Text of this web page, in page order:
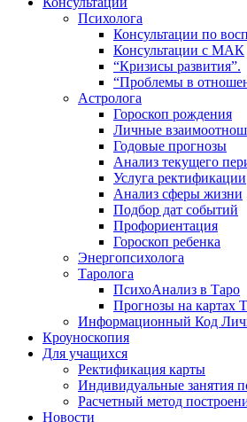
Психолога
Консультации по
Консультации с МАК
“Кризисы развития”.
“Проблемы в
Астролога
Гороскоп рождения
Личные
Годовые прогнозы
Анализ текущего
Услуга ректификации
Анализ сферы жизни
Подбор дат событий
Профориентация
Гороскоп ребенка
Энергопсихолога
Таролога
ПсихоАнализ в Таро
Прогнозы на картах
Информационный Код
Кроуноскопия
Для учащихся
Ректификация карты
Индивидуальные занятия
Расчетный метод
Новости